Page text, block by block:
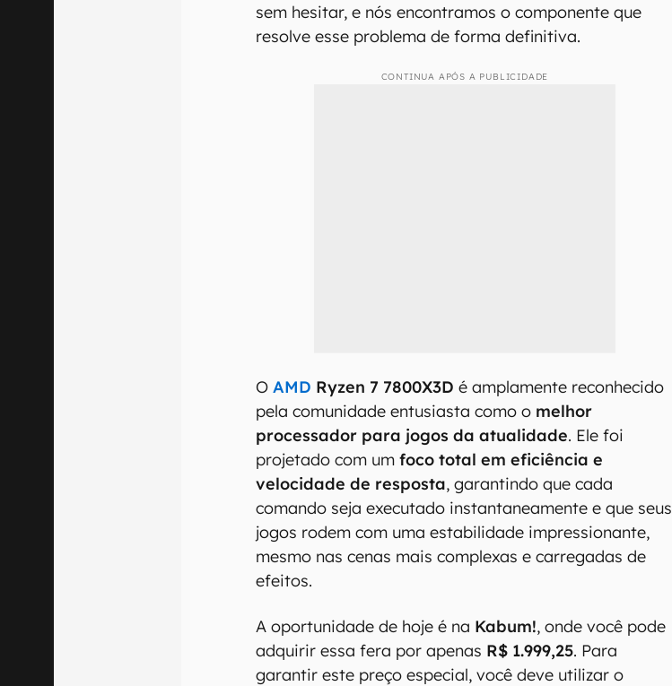
sem hesitar, e nós encontramos o componente que
resolve esse problema de forma definitiva.
CONTINUA APÓS A PUBLICIDADE
OAMD Ryzen 7 7800X3D é amplamente reconhecido
pela comunidade entusiasta como o melhor
processador para jogos da atualidade. Ele foi
projetado com umfoco total em eficiência e
velocidade de resposta, garantindo que cada
comando seja executado instantaneamente e que seus
jogos rodem com uma estabilidade impressionante,
mesmo nas cenas mais complexas e carregadas de
efeitos.
A oportunidade de hoje é na Kabum!, onde você pode
adquirir essa fera por apenas R$ 1.999,25. Para
garantir este preço especial, você deve utilizar o